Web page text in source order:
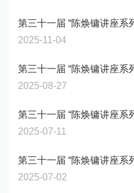
第三十一届 “陈焕镛讲座系
2025-11-04
第三十一届 “陈焕镛讲座系
2025-08-27
第三十一届 “陈焕镛讲座系
2025-07-11
第三十一届 “陈焕镛讲座系
2025-07-02